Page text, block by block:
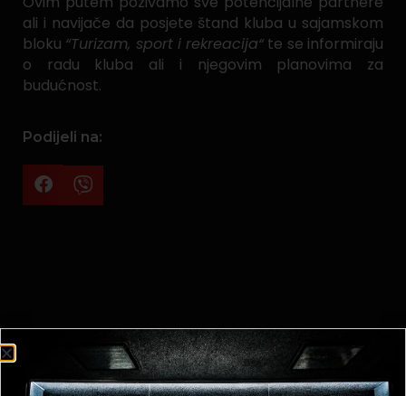
ali i navijače da posjete štand kluba u sajamskom
bloku “Turizam, sport i rekreacija“ te se informiraju
o radu kluba ali i njegovim planovima za
budućnost.
Podijeli na: